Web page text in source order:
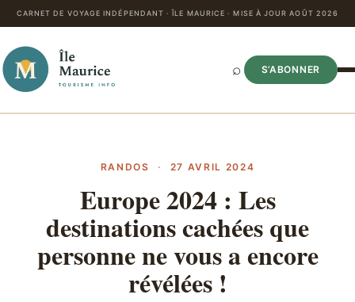
CARNET DE VOYAGE INDÉPENDANT · ÎLE MAURICE · MISE À JOUR AOÛT 2026
⌕ S’ABONNER
RANDOS · 27 AVRIL 2024
Europe 2024 : Les
destinations cachées que
personne ne vous a encore
révélées !